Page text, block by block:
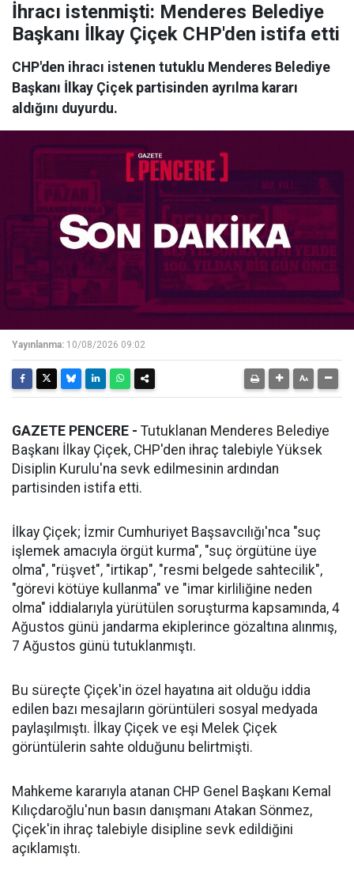
İhracı istenmişti: Menderes Belediye
Başkanı İlkay Çiçek CHP'den istifa etti
CHP'den ihracı istenen tutuklu Menderes Belediye
Başkanı İlkay Çiçek partisinden ayrılma kararı
aldığını duyurdu.
Yayınlanma: 10/08/2026 09:02
GAZETE PENCERE - Tutuklanan Menderes Belediye
Başkanı İlkay Çiçek, CHP'den ihraç talebiyle Yüksek
Disiplin Kurulu'na sevk edilmesinin ardından
partisinden istifa etti.
İlkay Çiçek; İzmir Cumhuriyet Başsavcılığı'nca "suç
işlemek amacıyla örgüt kurma", "suç örgütüne üye
olma", "rüşvet", "irtikap", "resmi belgede sahtecilik",
"görevi kötüye kullanma" ve "imar kirliliğine neden
olma" iddialarıyla yürütülen soruşturma kapsamında, 4
Ağustos günü jandarma ekiplerince gözaltına alınmış,
7 Ağustos günü tutuklanmıştı.
Bu süreçte Çiçek'in özel hayatına ait olduğu iddia
edilen bazı mesajların görüntüleri sosyal medyada
paylaşılmıştı. İlkay Çiçek ve eşi Melek Çiçek
görüntülerin sahte olduğunu belirtmişti.
Mahkeme kararıyla atanan CHP Genel Başkanı Kemal
Kılıçdaroğlu'nun basın danışmanı Atakan Sönmez,
Çiçek'in ihraç talebiyle disipline sevk edildiğini
açıklamıştı.